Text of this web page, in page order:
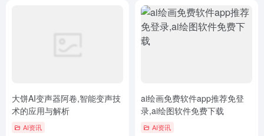
大饼AI变声器阿卷,智能变声技
术的应用与解析
AI资讯
ai绘画免费软件app推荐免登
录,ai绘图软件免费下载
AI资讯